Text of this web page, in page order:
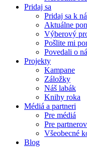
Pridaj sa
Pridaj sa k
Aktuálne
Výberový
Pošlite mi
Povedali o
Projekty
Kampane
Záložky
Náš labák
Knihy roka
Médiá a partneri
Pre médiá
Pre partnerov
Všeobecné
Blog